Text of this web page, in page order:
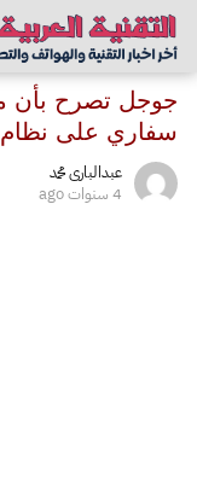
سفاري على نظام Mac
عبدالبارى محمد
4 سنوات ago